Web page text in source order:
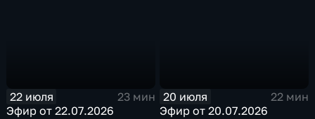
22 июля
23 мин
Эфир от 22.07.2026
20 июля
22 мин
Эфир от 20.07.2026